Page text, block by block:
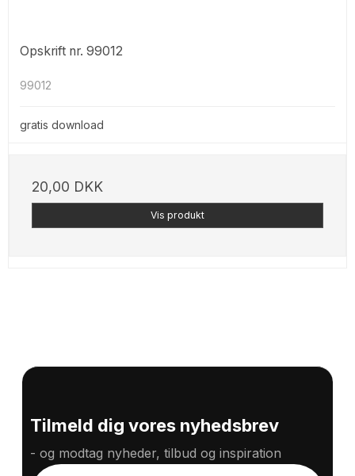
Opskrift nr. 99012
99012
gratis download
20,00 DKK
Vis produkt
Tilmeld dig vores nyhedsbrev
- og modtag nyheder, tilbud og inspiration